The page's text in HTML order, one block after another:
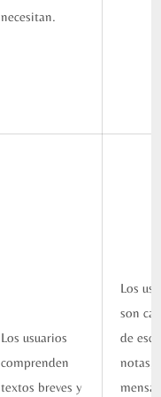
necesitan.
Los usuarios
comprenden
textos breves y
Los
son
de
notas,